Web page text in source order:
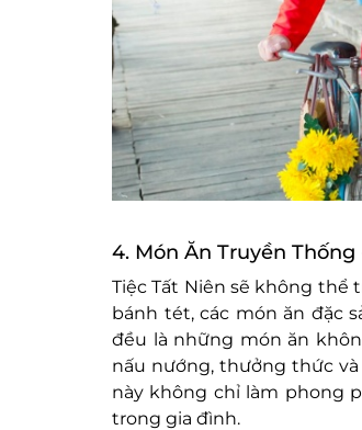
4. Món Ăn Truyền
Tiệc Tất Niên sẽ không
bánh tét, các món ăn đặc
đều là những món ăn
nấu nướng, thưởng thức
này không chỉ làm phong
trong gia đình.